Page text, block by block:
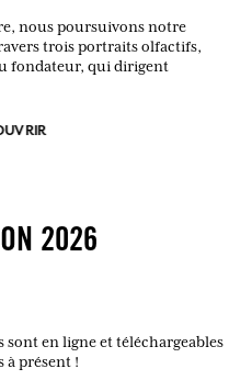
nous poursuivons notre
trois portraits olfactifs,
fondateur, qui dirigent
2026
sont en ligne et téléchargeables
à présent !